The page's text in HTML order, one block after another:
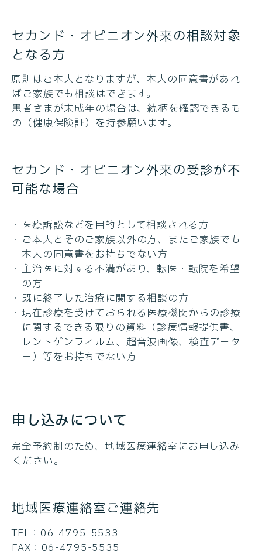
セカンド・オピニオン外来の相談対象
となる方
原則はご本人となりますが、本人の同意書があれ
ばご家族でも相談はできます。
患者さまが未成年の場合は、続柄を確認できるも
の（健康保険証）を持参願います。
セカンド・オピニオン外来の受診が不
可能な場合
医療訴訟などを目的として相談される方
ご本人とそのご家族以外の方、またご家族でも
本人の同意書をお持ちでない方
主治医に対する不満があり、転医・転院を希望
の方
既に終了した治療に関する相談の方
現在診療を受けておられる医療機関からの診療
に関するできる限りの資料（診療情報提供書、
レントゲンフィルム、超音波画像、検査デ－タ
－）等をお持ちでない方
申し込みについて
完全予約制のため、地域医療連絡室にお申し込み
ください。
地域医療連絡室ご連絡先
TEL：06-4795-5533
FAX：06-4795-5535